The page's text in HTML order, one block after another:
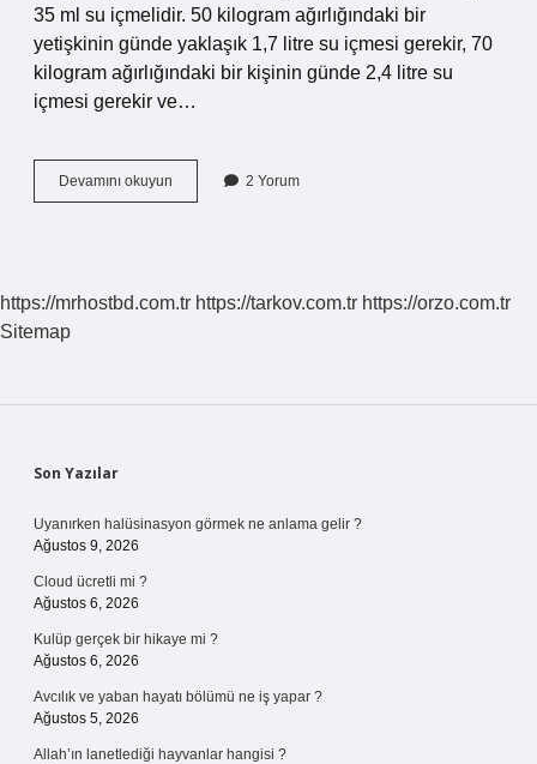
35 ml su içmelidir. 50 kilogram ağırlığındaki bir
yetişkinin günde yaklaşık 1,7 litre su içmesi gerekir, 70
kilogram ağırlığındaki bir kişinin günde 2,4 litre su
içmesi gerekir ve…
Devamını okuyun
Saat
2 Yorum
https://mrhostbd.com.tr https://tarkov.com.tr https://orzo.com.tr
Sitemap
Sidebar
Son Yazılar
Uyanırken halüsinasyon görmek ne anlama gelir ?
Ağustos 9, 2026
Cloud ücretli mi ?
Ağustos 6, 2026
Kulüp gerçek bir hikaye mi ?
Ağustos 6, 2026
Avcılık ve yaban hayatı bölümü ne iş yapar ?
Ağustos 5, 2026
Allah’ın lanetlediği hayvanlar hangisi ?